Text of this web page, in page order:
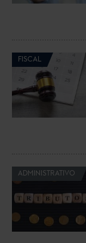
FISCAL
ADMINISTRATIVO